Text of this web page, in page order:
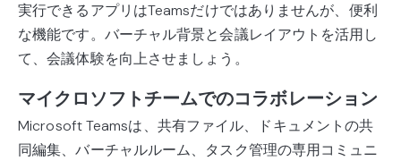
実行できるアプリはTeamsだけではありませんが、便利
な機能です。バーチャル背景と会議レイアウトを活用し
て、会議体験を向上させましょう。
マイクロソフトチームでのコラボレーション
Microsoft Teamsは、共有ファイル、ドキュメントの共
同編集、バーチャルルーム、タスク管理の専用コミュニ